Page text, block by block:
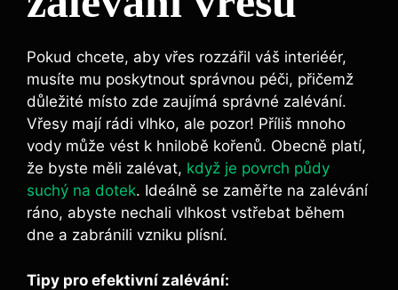
Pokud chcete, aby vřes rozzářil váš interiéér,
musíte mu poskytnout správnou péči, přičemž
důležité místo zde zaujímá správné zalévání.
Vřesy mají rádi vlhko, ale pozor! Příliš mnoho
vody může vést k hnilobě kořenů. Obecně platí,
že byste měli zalévat, když je povrch půdy
suchý na dotek. Ideálně se zaměřte na zalévání
ráno, abyste nechali vlhkost vstřebat během
dne a zabránili vzniku plísní.
Tipy pro efektivní zalévání: